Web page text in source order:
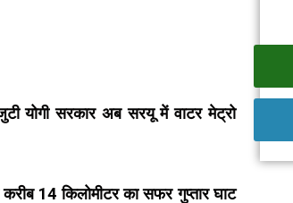
योगी सरकार अब सरयू में वाटर मेट्रो
14 किलोमीटर का सफर गुप्तार घाट